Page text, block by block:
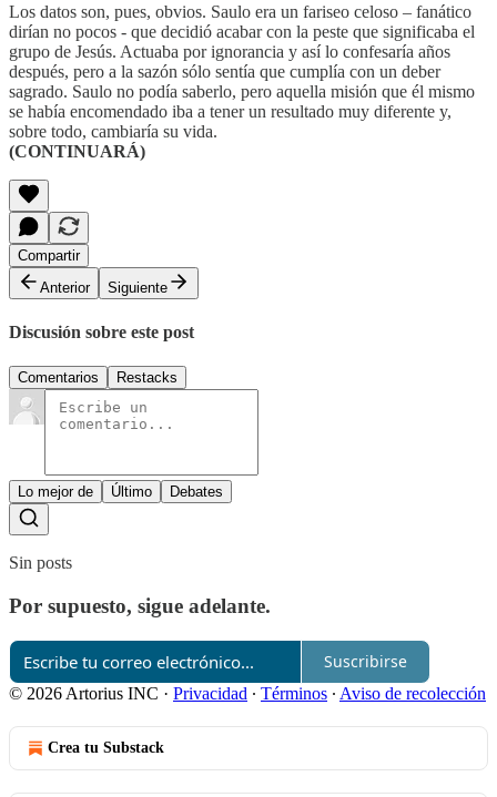
Los datos son, pues, obvios. Saulo era un fariseo celoso – fanático
dirían no pocos - que decidió acabar con la peste que significaba el
grupo de Jesús. Actuaba por ignorancia y así lo confesaría años
después, pero a la sazón sólo sentía que cumplía con un deber
sagrado. Saulo no podía saberlo, pero aquella misión que él mismo
se había encomendado iba a tener un resultado muy diferente y,
sobre todo, cambiaría su vida.
(CONTINUARÁ)
Compartir
Anterior
Siguiente
Discusión sobre este post
Comentarios Restacks
Lo mejor de Último Debates
Sin posts
Por supuesto, sigue adelante.
Suscribirse
© 2026 Artorius INC · Privacidad ∙ Términos ∙ Aviso de recolección
Crea tu Substack